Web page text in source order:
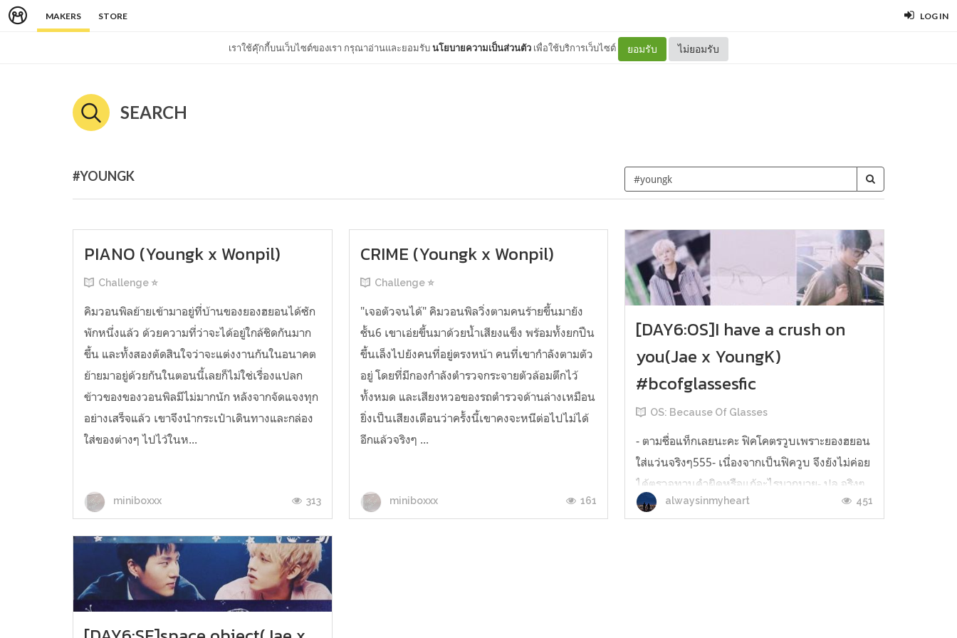
MAKERS STORE LOG IN
เราใช้คุ๊กกี้บนเว็บไซต์ของเรา กรุณาอ่านและยอมรับนโยบายความเป็นส่วนตัว เพื่อใช้บริการเว็บไซต์ ยอมรับ ไม่ยอมรับ
SEARCH
#YOUNGK
PIANO (Youngk x Wonpil)
Challenge ⭐
คิมวอนพิลย้ายเข้ามาอยู่ที่บ้านของยองฮยอนได้ซัก
พักหนึ่งแล้ว ด้วยความที่ว่าจะได้อยู่ใกล้ชิดกันมาก
ขึ้น และทั้งสองตัดสินใจว่าจะแต่งงานกันในอนาคต
ย้ายมาอยู่ด้วยกันในตอนนี้เลยก็ไม่ใช่เรื่องแปลก
ข้าวของของวอนพิลมีไม่มากนัก หลังจากจัดแจงทุก
อย่างเสร็จแล้ว เขาจึงนำกระเป๋าเดินทางและกล่อง
ใส่ของต่างๆ ไปไว้ในห...
miniboxxx 313
CRIME (Youngk x Wonpil)
Challenge ⭐
"เจอตัวจนได้" คิมวอนพิลวิ่งตามคนร้ายขึ้นมายัง
ชั้น6 เขาเอ่ยขึ้นมาด้วยน้ำเสียงแข็ง พร้อมทั้งยกปืน
ขึ้นเล็งไปยังคนที่อยู่ตรงหน้า คนที่เขากำลังตามตัว
อยู่ โดยที่มีกองกำลังตำรวจกระจายตัวล้อมตึกไว้
ทั้งหมด และเสียงหวอของรถตำรวจด้านล่างเหมือน
ยิ่งเป็นเสียงเตือนว่าครั้งนี้เขาคงจะหนีต่อไปไม่ได้
อีกแล้วจริงๆ ...
miniboxxx 161
[DAY6:OS]I have a crush on
you(Jae x YoungK)
#bcofglassesfic
OS: Because Of Glasses
- ตามชื่อแท็กเลยนะคะ ฟิคโคตรวูบเพราะยองฮยอน
ใส่แว่นจริงๆ555- เนื่องจากเป็นฟิควูบ จึงยังไม่ค่อย
ได้ตรวจทานคำผิดหรือแก้อะไรมากมาย- ปล.จริงๆ
อยากแต่งหลายรูป แต่รีบลงไว้จะมาเพิ่มน้าาา-
alwaysinmyheart 451